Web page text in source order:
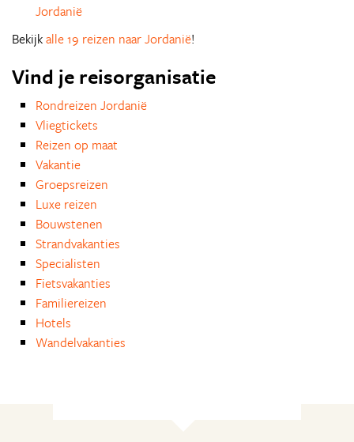
Jordanië
Bekijkalle 19 reizen naar Jordanië!
Vind je reisorganisatie
Rondreizen Jordanië
Vliegtickets
Reizen op maat
Vakantie
Groepsreizen
Luxe reizen
Bouwstenen
Strandvakanties
Specialisten
Fietsvakanties
Familiereizen
Hotels
Wandelvakanties